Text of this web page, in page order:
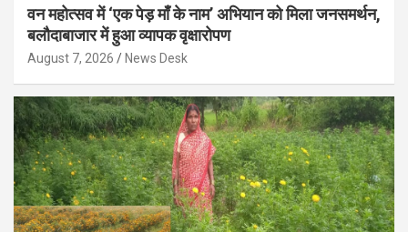
वन महोत्सव में ‘एक पेड़ माँ के नाम’ अभियान को मिला जनसमर्थन,
बलौदाबाजार में हुआ व्यापक वृक्षारोपण
August 7, 2026 News Desk